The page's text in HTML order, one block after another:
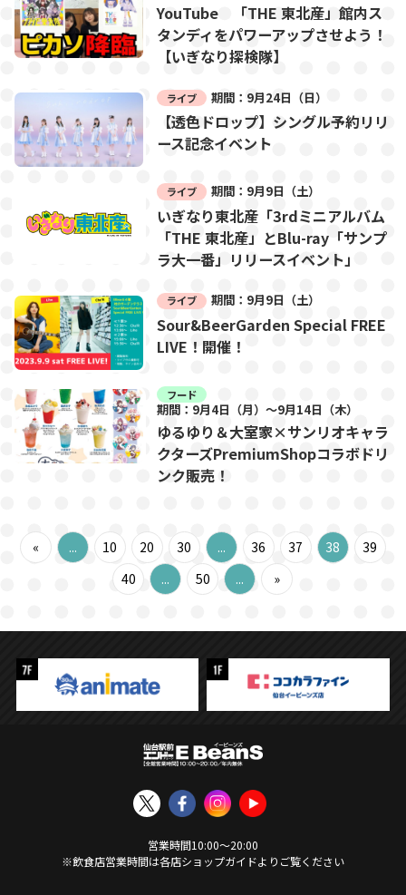
YouTube 「THE 東北産」館内ス
タンディをパワーアップさせよう！
【いぎなり探検隊】
ライブ 期間：9月24日（日）
【透色ドロップ】シングル予約リリ
ース記念イベント
ライブ 期間：9月9日（土）
いぎなり東北産「3rdミニアルバム
「THE 東北産」とBlu-ray「サンプ
ラ大一番」リリースイベント」
ライブ 期間：9月9日（土）
Sour&BeerGarden Special FREE
LIVE！開催！
フード
期間：9月4日（月）～9月14日（木）
ゆるゆり＆大室家×サンリオキャラ
クターズPremiumShopコラボドリ
ンク販売！
« ... 10 20 30 ... 36 37 38
39
40
... 50 ... »
営業時間10:00〜20:00
※飲食店営業時間は各店ショップガイドよりご覧ください